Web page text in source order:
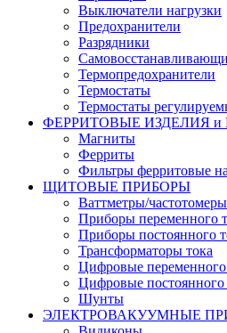
Выключатели нагрузки
Предохранители
Разрядники
Термопредохранители
Термостаты
Термостаты
ФЕРРИТОВЫЕ ИЗДЕЛИЯ
Магниты
Ферриты
Фильтры ферритовые
ЩИТОВЫЕ ПРИБОРЫ
Ваттметры/
Приборы переменного
Приборы постоянного
Трансформаторы тока
Цифровые переменного
Цифровые постоянного
Шунты
ЭЛЕКТРОВАКУУМНЫЕ